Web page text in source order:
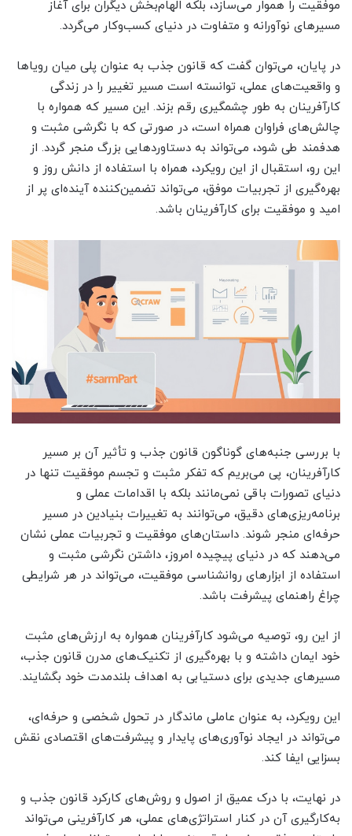
موفقیت را هموار می‌سازد، بلکه الهام‌بخش دیگران برای آغاز
مسیرهای نوآورانه و متفاوت در دنیای کسب‌وکار می‌گردد.
در پایان، می‌توان گفت که قانون جذب به عنوان پلی میان رویاها
و واقعیت‌های عملی، توانسته است مسیر تغییر را در زندگی
کارآفرینان به طور چشمگیری رقم بزند. این مسیر که همواره با
چالش‌های فراوان همراه است، در صورتی که با نگرشی مثبت و
هدفمند طی شود، می‌تواند به دستاوردهایی بزرگ منجر گردد. از
این رو، استقبال از این رویکرد، همراه با استفاده از دانش روز و
بهره‌گیری از تجربیات موفق، می‌تواند تضمین‌کننده آینده‌ای پر از
امید و موفقیت برای کارآفرینان باشد.
با بررسی جنبه‌های گوناگون قانون جذب و تأثیر آن بر مسیر
کارآفرینان، پی می‌بریم که تفکر مثبت و تجسم موفقیت تنها در
دنیای تصورات باقی نمی‌مانند بلکه با اقدامات عملی و
برنامه‌ریزی‌های دقیق، می‌توانند به تغییرات بنیادین در مسیر
حرفه‌ای منجر شوند. داستان‌های موفقیت و تجربیات عملی نشان
می‌دهند که در دنیای پیچیده امروز، داشتن نگرشی مثبت و
استفاده از ابزارهای روانشناسی موفقیت، می‌تواند در هر شرایطی
چراغ راهنمای پیشرفت باشد.
از این رو، توصیه می‌شود کارآفرینان همواره به ارزش‌های مثبت
خود ایمان داشته و با بهره‌گیری از تکنیک‌های مدرن قانون جذب،
مسیرهای جدیدی برای دستیابی به اهداف بلندمدت خود بگشایند.
این رویکرد، به عنوان عاملی ماندگار در تحول شخصی و حرفه‌ای،
می‌تواند در ایجاد نوآوری‌های پایدار و پیشرفت‌های اقتصادی نقش
بسزایی ایفا کند.
در نهایت، با درک عمیق از اصول و روش‌های کارکرد قانون جذب و
به‌کارگیری آن در کنار استراتژی‌های عملی، هر کارآفرینی می‌تواند